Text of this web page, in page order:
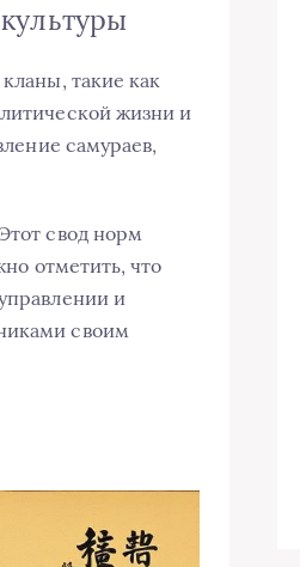
такие как
жизни и
самураев,
свод норм
отметить, что
и
своим